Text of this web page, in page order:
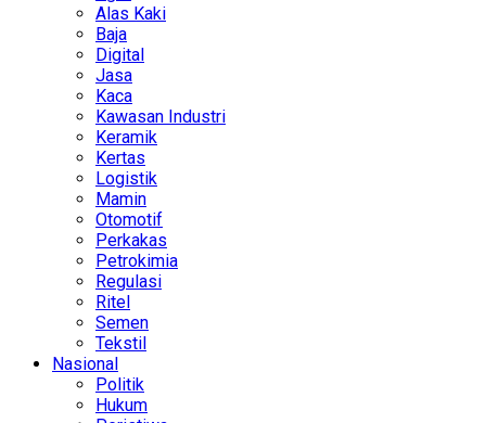
Alas Kaki
Baja
Digital
Jasa
Kaca
Kawasan Industri
Keramik
Kertas
Logistik
Mamin
Otomotif
Perkakas
Petrokimia
Regulasi
Ritel
Semen
Tekstil
Nasional
Politik
Hukum